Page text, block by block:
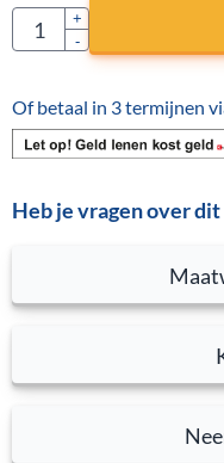
Aantal
+
-
Of betaal in 3 termijnen
Heb je vragen over